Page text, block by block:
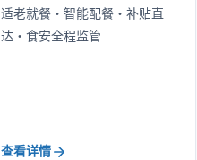
适老就餐・智能配餐・补贴直
达・食安全程监管
查看详情